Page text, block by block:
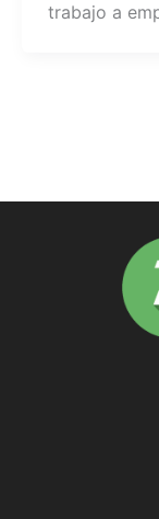
trabajo a